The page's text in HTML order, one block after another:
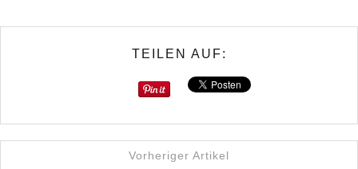
TEILEN AUF:
Vorheriger Artikel